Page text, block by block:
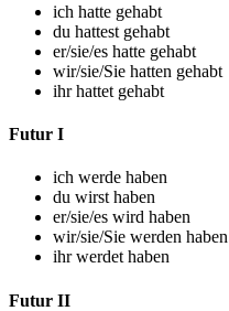
ich hatte gehabt
du hattest gehabt
er/sie/es hatte gehabt
wir/sie/Sie hatten gehabt
ihr hattet gehabt
Futur I
ich werde haben
du wirst haben
er/sie/es wird haben
wir/sie/Sie werden haben
ihr werdet haben
Futur II